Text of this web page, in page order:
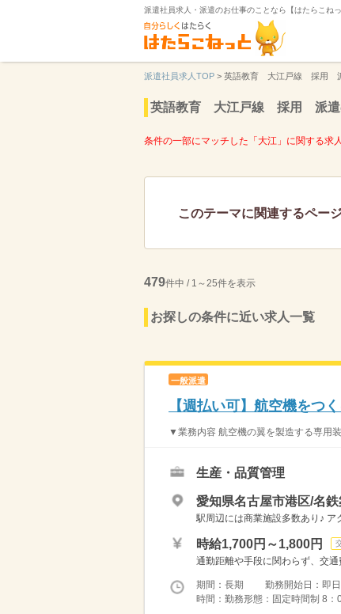
派遣社員求人・派遣のお仕事のことなら【はたらこねっ
派遣社員求人TOP > 英語教育 大江戸線 採用
英語教育 大江戸線 採用 派遣
条件の一部にマッチした「大江」に関する求
このテーマに関連するペー
479件中 / 1～25件を表示
お探しの条件に近い求人一覧
一般派遣
【週払い可】航空機をつ
▼業務内容 航空機の翼を製造する専用
生産・品質管理
愛知県名古屋市港区/名
駅周辺には商業施設多数あり♪
時給1,700円～1,800円
通勤距離や手段に関わらず、交
期間：長期 勤務開始日：即日
時間：勤務形態：固定時間制 8